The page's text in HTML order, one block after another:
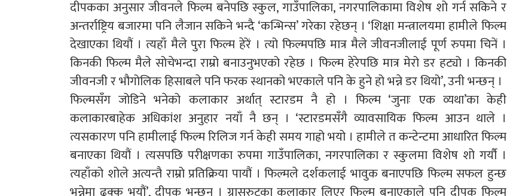
दीपकका अनुसार जीवनले फिल्म बनेपछि स्कुल, गाउँपालिका, नगरपालिकामा विशेष शो गर्न सकिने र
अन्तर्राष्ट्रिय बजारमा पनि लैजान सकिने भन्दै ‘कन्भिन्स’ गरेका रहेछन् । ‘शिक्षा मन्त्रालयमा हामीले फिल्म
देखाएका थियौं । त्यहाँ मैले पुरा फिल्म हेरें । त्यो फिल्मपछि मात्र मैले जीवनजीलाई पूर्ण रुपमा चिनें ।
किनकी फिल्म मैले सोचेभन्दा राम्रो बनाउनुभएको रहेछ । फिल्म हेरेपछि मात्र मेरो डर हट्यो । किनकी
जीवनजी र भौगोलिक हिसाबले पनि फरक स्थानको भएकाले पनि के हुने हो भन्ने डर थियो’, उनी भन्छन् ।
फिल्मसँग जोडिने भनेको कलाकार अर्थात् स्टारडम नै हो । फिल्म ‘जुनाः एक व्यथा’का केही
कलाकारबाहेक अधिकांश अनुहार नयाँ नै छन् । ‘स्टारडमसँगै व्यावसायिक फिल्म आउन थाले ।
त्यसकारण पनि हामीलाई फिल्म रिलिज गर्न केही समय गाह्रो भयो । हामीले त कन्टेन्टमा आधारित फिल्म
बनाएका थियौं । त्यसपछि परीक्षणका रुपमा गाउँपालिका, नगरपालिका र स्कुलमा विशेष शो गर्यौ ।
त्यहाँको शोले अत्यन्तै राम्रो प्रतिक्रिया पायौं । फिल्मले दर्शकलाई भावुक बनाएपछि फिल्म सफल हुन्छ